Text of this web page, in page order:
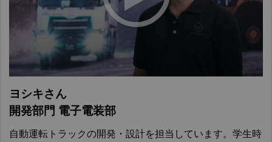
ヨシキさん
開発部門 電子電装部
自動運転トラックの開発・設計を担当しています。学生時